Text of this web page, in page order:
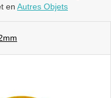
en Autres Objets